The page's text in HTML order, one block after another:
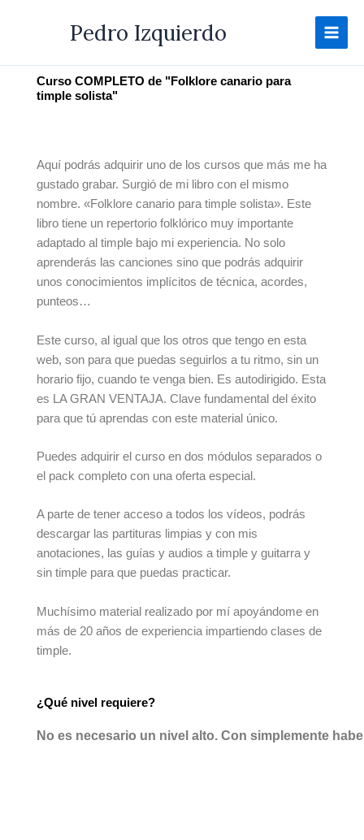
Pedro Izquierdo
Curso COMPLETO de "Folklore canario para
timple solista"
Aquí podrás adquirir uno de los cursos que más me ha
gustado grabar. Surgió de mi libro con el mismo
nombre. «Folklore canario para timple solista». Este
libro tiene un repertorio folklórico muy importante
adaptado al timple bajo mi experiencia. No solo
aprenderás las canciones sino que podrás adquirir
unos conocimientos implícitos de técnica, acordes,
punteos…
Este curso, al igual que los otros que tengo en esta
web, son para que puedas seguirlos a tu ritmo, sin un
horario fijo, cuando te venga bien. Es autodirigido. Esta
es LA GRAN VENTAJA. Clave fundamental del éxito
para que tú aprendas con este material único.
Puedes adquirir el curso en dos módulos separados o
el pack completo con una oferta especial.
A parte de tener acceso a todos los vídeos, podrás
descargar las partituras limpias y con mis
anotaciones, las guías y audios a timple y guitarra y
sin timple para que puedas practicar.
Muchísimo material realizado por mí apoyándome en
más de 20 años de experiencia impartiendo clases de
timple.
¿Qué nivel requiere?
No es necesario un nivel alto. Con simplemente